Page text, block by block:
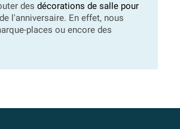
des décorations de salle pour
l'anniversaire. En effet, nous
places ou encore des